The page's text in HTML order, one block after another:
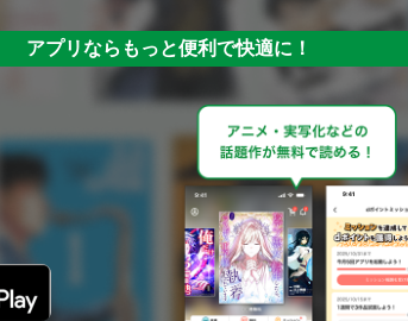
アプリならもっと便利で快適に！